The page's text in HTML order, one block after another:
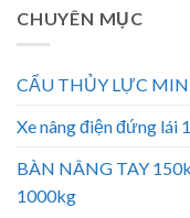
CHUYÊN MỤC
CẨU THỦY LỰC
Xe nâng điện đứng lái
BÀN NÂNG TAY
1000kg